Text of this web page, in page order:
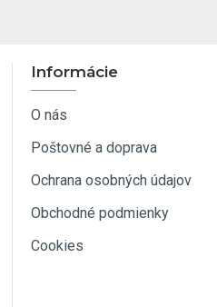
Informácie
O nás
Poštovné a doprava
Ochrana osobných údajov
Obchodné podmienky
Cookies